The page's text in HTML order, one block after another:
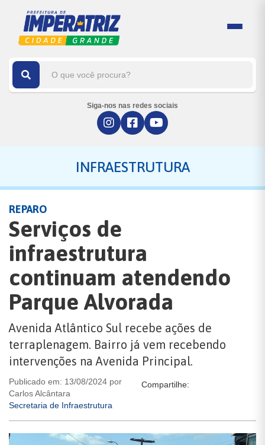
Siga-nos nas redes sociais
INFRAESTRUTURA
REPARO
Serviços de
infraestrutura
continuam atendendo
Parque Alvorada
Avenida Atlântico Sul recebe ações de
terraplenagem. Bairro já vem recebendo
intervenções na Avenida Principal.
Publicado em: 13/08/2024 por
Carlos Alcântara
Secretaria de Infraestrutura
Compartilhe: